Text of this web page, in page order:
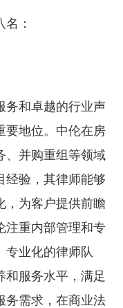
：
务和卓越的行业声
要地位。中伦在房
、并购重组等领域
经验，其律师能够
，为客户提供前瞻
注重内部管理和专
专业化的律师队
和服务水平，满足
务需求，在商业法